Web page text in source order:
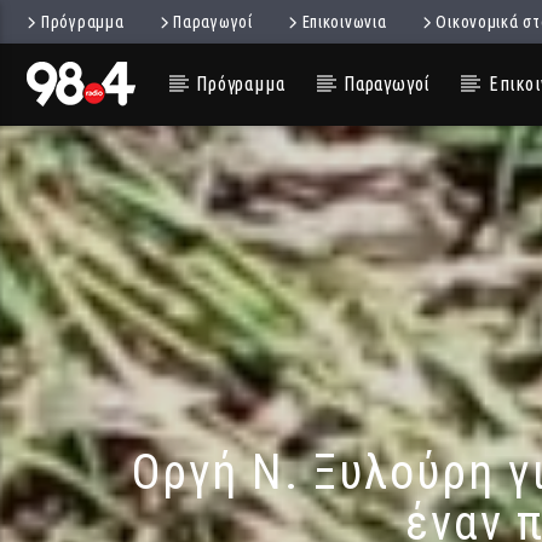
Πρόγραμμα Παραγωγοί Επικοινωνια Οικονομικά
Πρόγραμμα Παραγωγοί
Οργή Ν. Ξυλούρη
έναν